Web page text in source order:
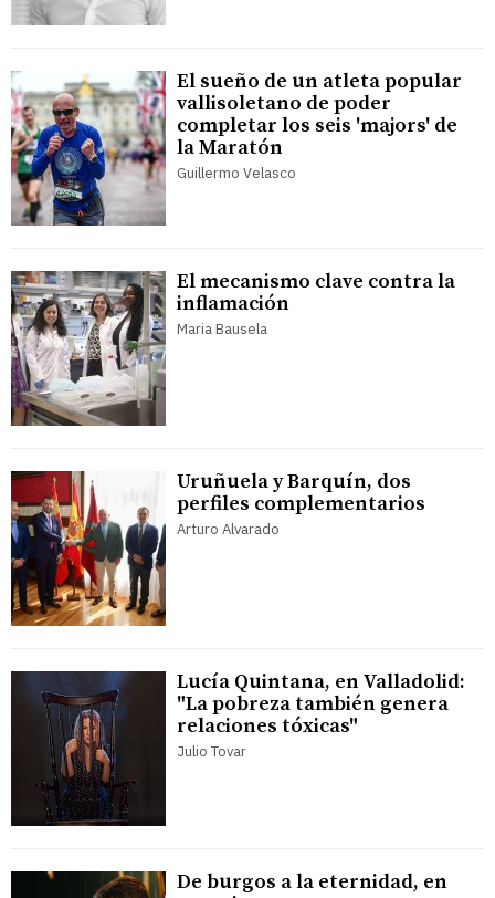
El sueño de un atleta popular
vallisoletano de poder
completar los seis 'majors' de
la Maratón
Guillermo Velasco
El mecanismo clave contra la
inflamación
Maria Bausela
Uruñuela y Barquín, dos
perfiles complementarios
Arturo Alvarado
Lucía Quintana, en Valladolid:
"La pobreza también genera
relaciones tóxicas"
Julio Tovar
De burgos a la eternidad, en